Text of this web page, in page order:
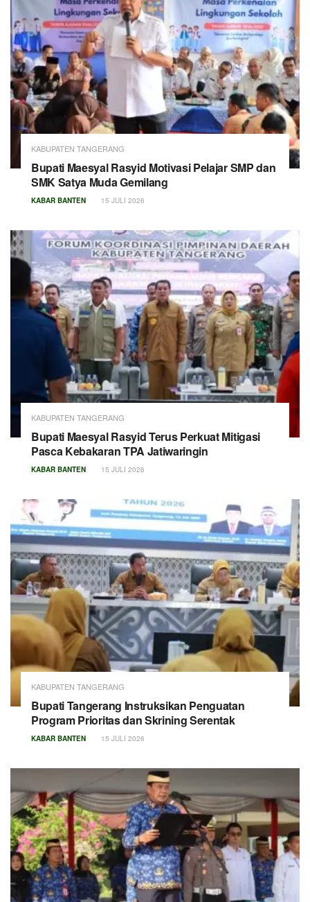
KABUPATEN TANGERANG
Bupati Maesyal Rasyid Motivasi Pelajar SMP dan
SMK Satya Muda Gemilang
KABAR BANTEN 15 JULI 2026
KABUPATEN TANGERANG
Bupati Maesyal Rasyid Terus Perkuat Mitigasi
Pasca Kebakaran TPA Jatiwaringin
KABAR BANTEN 15 JULI 2026
KABUPATEN TANGERANG
Bupati Tangerang Instruksikan Penguatan
Program Prioritas dan Skrining Serentak
KABAR BANTEN 15 JULI 2026